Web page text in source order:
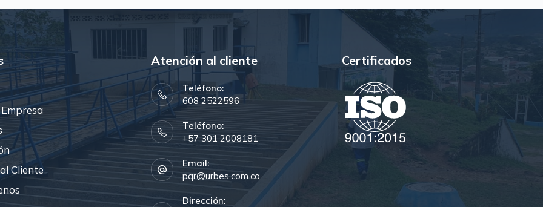
Cliente
Atención al cliente
Teléfono:
608 2522596
Teléfono:
+57 301 2008181
Email:
pqr@urbes.com.co
Dirección:
Certificados